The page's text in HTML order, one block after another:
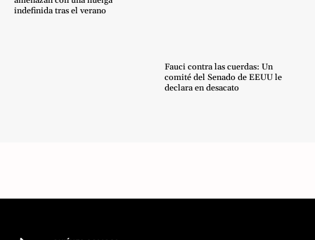
indefinida tras el verano
Fauci contra las cuerdas: Un
comité del Senado de EEUU le
declara en desacato